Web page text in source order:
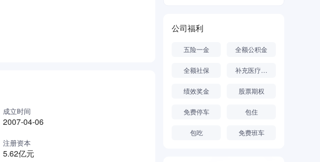
成立时间
2007-04-06
注册资本
5.62亿元
公司福利
五险一金 全额公积金
全额社保 补充医疗保险
绩效奖金 股票期权
免费停车 包住
包吃 免费班车